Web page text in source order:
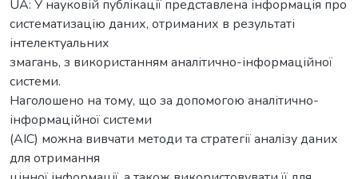
UA: У науковій публікації представлена інформація про
систематизацію даних, отриманих в результаті
інтелектуальних
змагань, з використанням аналітично-інформаційної
системи.
Наголошено на тому, що за допомогою аналітично-
інформаційної системи
(АІС) можна вивчати методи та стратегії аналізу даних
для отримання